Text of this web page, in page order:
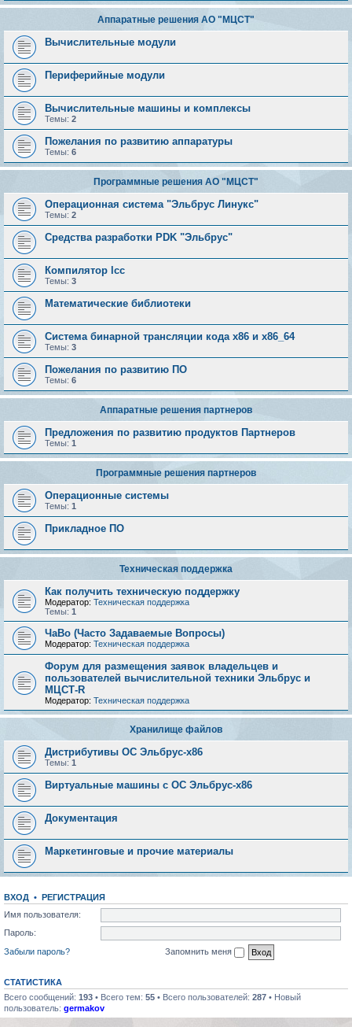
Аппаратные решения АО "МЦСТ"
Вычислительные модули
Периферийные модули
Вычислительные машины и комплексы
Темы: 2
Пожелания по развитию аппаратуры
Темы: 6
Программные решения АО "МЦСТ"
Операционная система "Эльбрус Линукс"
Темы: 2
Средства разработки PDK "Эльбрус"
Компилятор lcc
Темы: 3
Математические библиотеки
Система бинарной трансляции кода х86 и х86_64
Темы: 3
Пожелания по развитию ПО
Темы: 6
Аппаратные решения партнеров
Предложения по развитию продуктов Партнеров
Темы: 1
Программные решения партнеров
Операционные системы
Темы: 1
Прикладное ПО
Техническая поддержка
Как получить техническую поддержку
Модератор: Техническая поддержка
Темы: 1
ЧаВо (Часто Задаваемые Вопросы)
Модератор: Техническая поддержка
Форум для размещения заявок владельцев и
пользователей вычислительной техники Эльбрус и
МЦСТ-R
Модератор: Техническая поддержка
Хранилище файлов
Дистрибутивы ОС Эльбрус-x86
Темы: 1
Виртуальные машины с ОС Эльбрус-x86
Документация
Маркетинговые и прочие материалы
ВХОД • РЕГИСТРАЦИЯ
Имя пользователя:
Пароль:
Забыли пароль?
Запомнить меня
СТАТИСТИКА
Всего сообщений: 193 • Всего тем: 55 • Всего пользователей: 287 • Новый
пользователь: germakov